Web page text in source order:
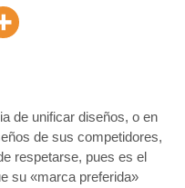
de unificar diseños, o en
de sus competidores,
respetarse, pues es el
su «marca preferida»